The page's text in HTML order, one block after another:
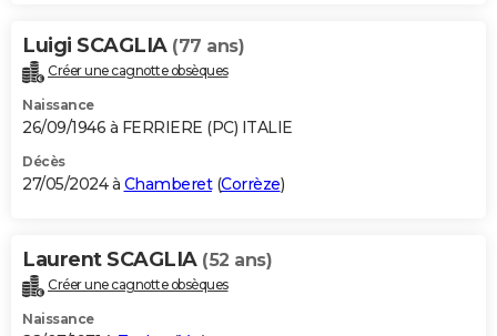
Luigi SCAGLIA (77 ans)
Créer une cagnotte obsèques
Naissance
26/09/1946 à FERRIERE (PC) ITALIE
Décès
27/05/2024 à Chamberet(Corrèze)
Laurent SCAGLIA (52 ans)
Créer une cagnotte obsèques
Naissance